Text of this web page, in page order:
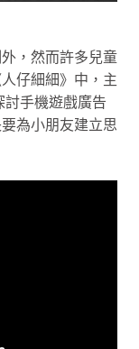
，然而許多兒童
仔細細》中，主
討手機遊戲廣告
為小朋友建立思